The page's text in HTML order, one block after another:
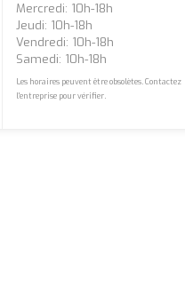
Mercredi: 10h-18h
Jeudi: 10h-18h
Vendredi: 10h-18h
Samedi: 10h-18h
Les horaires peuvent être obsolètes. Contactez
l'entreprise pour vérifier.